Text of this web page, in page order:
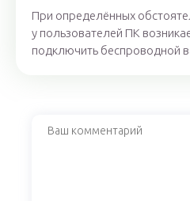
При определённых
у пользователей ПК
подключить беспроводной